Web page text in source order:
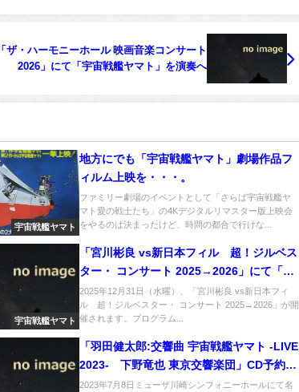
「ザ・ハーモニーホール 映画音楽コンサート
2026」にて「宇宙戦艦ヤマト」を演奏へ
宇宙戦艦ヤマト
地方にでも「宇宙戦艦ヤマト」劇場作品フ
ィルム上映を・・・。
ファミリー劇場のイベントとして「さらば宇宙戦艦ヤ
マト愛の戦士たち」の4Kデジタルリマスター版上映会
をやるのは決まったけど、時間の都合で行けな...
宇宙戦艦ヤマト
「宮川彬良 vs新日本フィル 超！ジルベス
ター・ コンサート 2025→2026」にて「宇
宙戦艦ヤマト」曲が演奏へ
2025年12月31日（水曜）、「宮川彬良 vs新日本フィ
ル 超！ジルベスター・ コンサート 2025→2026」が開
催されます。プログラム...
「羽田健太郎:交響曲 宇宙戦艦ヤマト -LIVE
2023- 下野竜也 東京交響楽団」CD予約開
始
2023年7月8日ミューザ川崎シンフォニーホールにて名